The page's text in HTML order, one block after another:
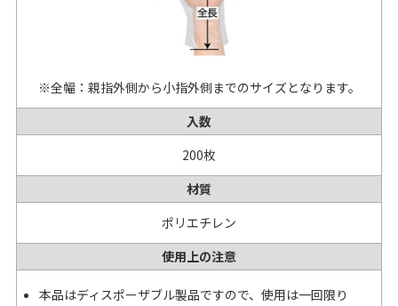
※全幅：親指外側から小指外側までのサイズとなります。
入数
200枚
材質
ポリエチレン
使用上の注意
本品はディスポーザブル製品ですので、使用は一回限り